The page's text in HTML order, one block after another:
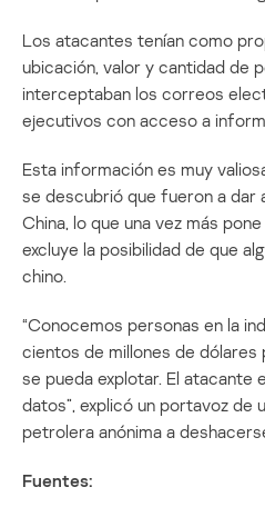
Los atacantes tenían como
ubicación, valor y cantidad de
interceptaban los correos
ejecutivos con acceso a
Esta información es muy
se descubrió que fueron a dar
China, lo que una vez más
excluye la posibilidad de que
chino.
“Conocemos personas en la
cientos de millones de
se pueda explotar. El atacante
datos”, explicó un portavoz de
petrolera anónima a
Fuentes: